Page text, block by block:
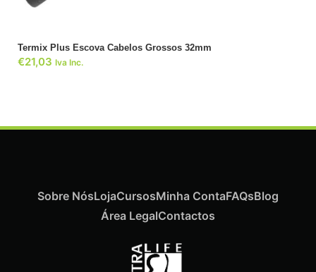
Termix Plus Escova Cabelos Grossos 32mm
€21,03 Iva Inc.
Sobre NósLojaCursosMinha ContaFAQsBlog
Área LegalContactos